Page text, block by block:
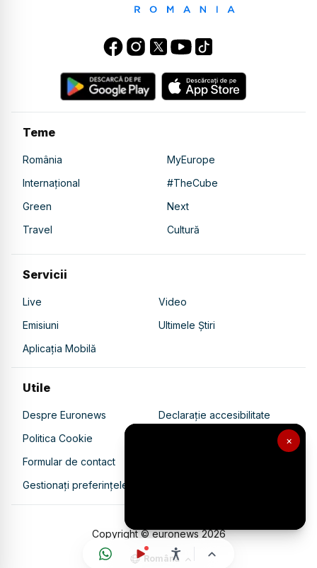
×
Teme
România
MyEurope
Internațional
#TheCube
Green
Next
Travel
Cultură
Servicii
Live
Video
Emisiuni
Ultimele Știri
Aplicația Mobilă
Utile
Despre Euronews
Declarație accesibilitate
Politica Cookie
Politica de confidențialitate
Formular de contact
Gestionați preferințele
Copyright © euronews2026
Română